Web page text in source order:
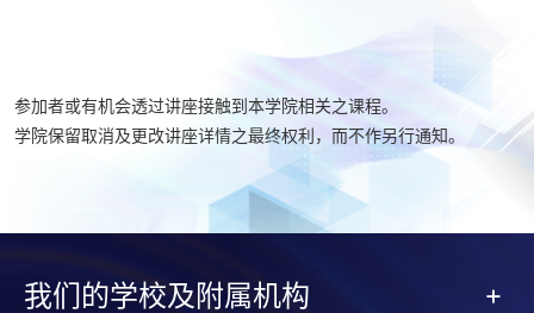
参加者或有机会透过讲座接触到本学院相关之课程。
学院保留取消及更改讲座详情之最终权利，而不作另行通知。
我们的学校及附属机构